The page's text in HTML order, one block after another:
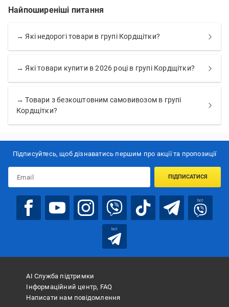
Найпоширеніші питання
→ Які недорогі товари в групі Кордщітки?
→ Які товари купити в 2026 році в групі Кордщітки?
→ Товари з безкоштовним самовивозом в групі
Кордщітки?
Підписуйтесь, щоб дізнаватись першим про акції та пропозиції
ПІДПИСАТИСЯ
bot
bot
АІ Служба підтримки
Інформаційний центр, FAQ
Написати нам повідомлення